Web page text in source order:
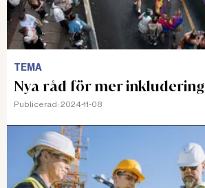
TEMA
Nya råd för mer inkludering
Publicerad: 2024-11-08